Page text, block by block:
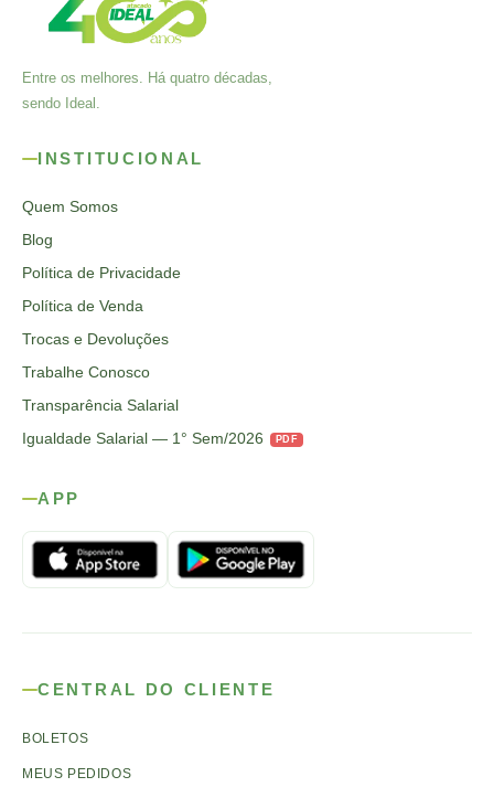
Entre os melhores. Há quatro décadas,
sendo Ideal.
INSTITUCIONAL
Quem Somos
Blog
Política de Privacidade
Política de Venda
Trocas e Devoluções
Trabalhe Conosco
Transparência Salarial
Igualdade Salarial — 1° Sem/2026
PDF
APP
CENTRAL DO CLIENTE
BOLETOS
MEUS PEDIDOS